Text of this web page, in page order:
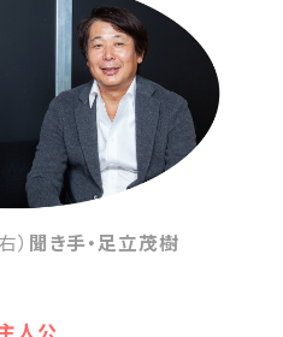
） 聞き手・足立茂樹
人公